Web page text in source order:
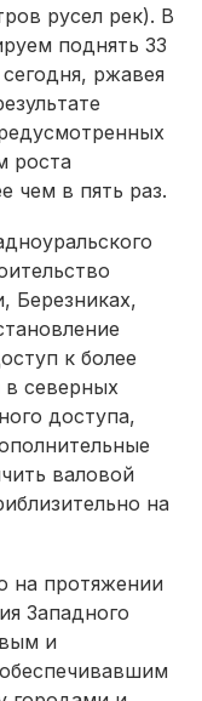
русел рек). В
поднять 33
ржавея
роста
чем в пять раз.
Березниках,
к более
северных
доступа,
валовой
на
на протяжении
Западного
и